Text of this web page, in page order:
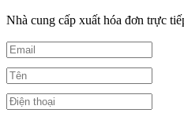
Nhà cung cấp xuất hóa đơn trực